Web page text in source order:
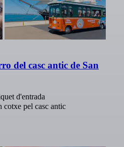
del casc antic de San
d'entrada
cotxe pel casc antic